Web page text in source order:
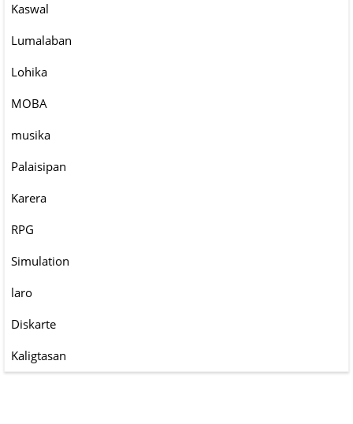
Kaswal
Lumalaban
Lohika
MOBA
musika
Palaisipan
Karera
RPG
Simulation
laro
Diskarte
Kaligtasan